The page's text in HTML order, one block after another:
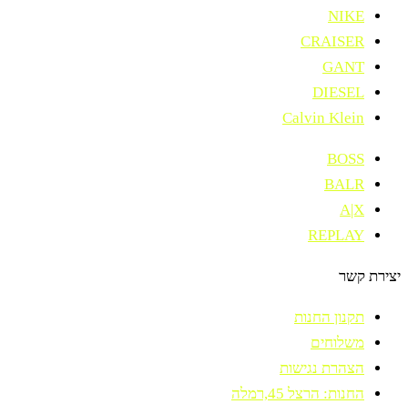
NIKE
CRAISER
GANT
DIESEL
Calvin Klein
BOSS
BALR
A|X
REPLAY
יצירת קשר
תקנון החנות
משלוחים
הצהרת נגישות
החנות: הרצל 45,רמלה